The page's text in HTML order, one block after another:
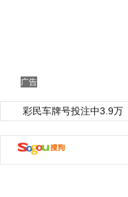
广告
彩民车牌号投注中3.9万